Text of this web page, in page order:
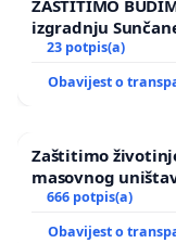
ZAŠTITIMO
izgradnju
Ugljana
23 potpis(a)
Obavijest o
Zaštitimo
masovnog
666 potpis(a)
Obavijest o